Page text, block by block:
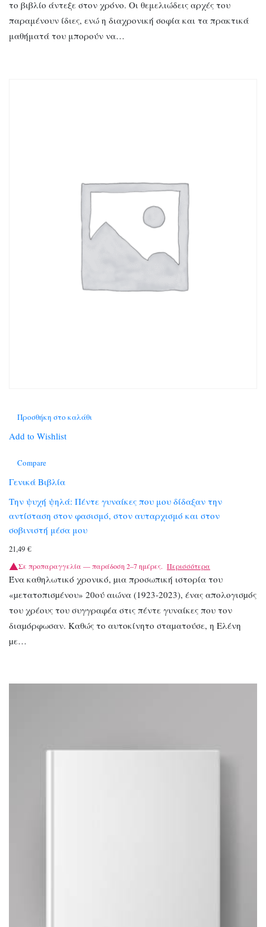
το βιβλίο άντεξε στον χρόνο. Οι θεμελιώδεις αρχές του
παραμένουν ίδιες, ενώ η διαχρονική σοφία και τα πρακτικά
μαθήματά του μπορούν να…
Προσθήκη στο καλάθι
Add to Wishlist
Compare
Γενικά Βιβλία
Την ψυχή ψηλά: Πέντε γυναίκες που μου δίδαξαν την
αντίσταση στον φασισμό, στον αυταρχισμό και στον
σοβινιστή μέσα μου
21,49 €
Σε προπαραγγελία — παράδοση 2–7 ημέρες. Περισσότερα
Ένα καθηλωτικό χρονικό, µια προσωπική ιστορία του
«µετατοπισµένου» 20ού αιώνα (1923-2023), ένας απολογισµός
του χρέους του συγγραφέα στις πέντε γυναίκες που τον
διαµόρφωσαν. Καθώς το αυτοκίνητο σταµατούσε, η Ελένη
µε…